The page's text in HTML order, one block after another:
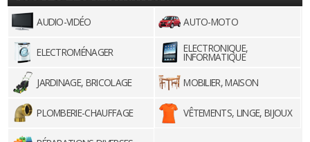
AUDIO-VIDÉO AUTO-MOTO
ELECTROMÉNAGER ELECTRONIQUE,
INFORMATIQUE
JARDINAGE, BRICOLAGE
MOBILIER, MAISON
PLOMBERIE-CHAUFFAGE VÊTEMENTS, LINGE, BIJOUX